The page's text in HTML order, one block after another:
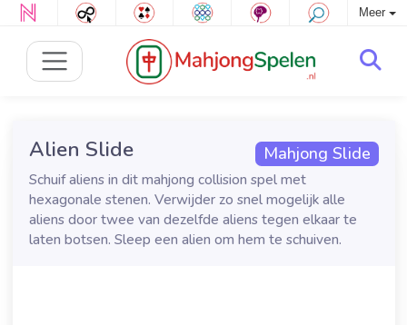
Meer
Mahjong Slide
Alien Slide
Schuif aliens in dit mahjong collision spel met
hexagonale stenen. Verwijder zo snel mogelijk alle
aliens door twee van dezelfde aliens tegen elkaar te
laten botsen. Sleep een alien om hem te schuiven.